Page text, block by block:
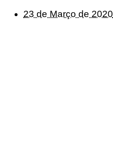
23 de Março de 2020